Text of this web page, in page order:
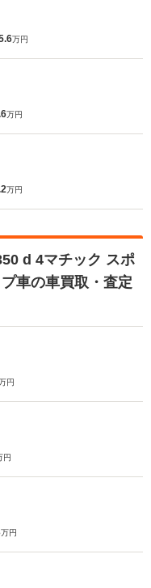
万円
万円
万円
d 4マチック スポ
車の車買取・査定
円
円
万円